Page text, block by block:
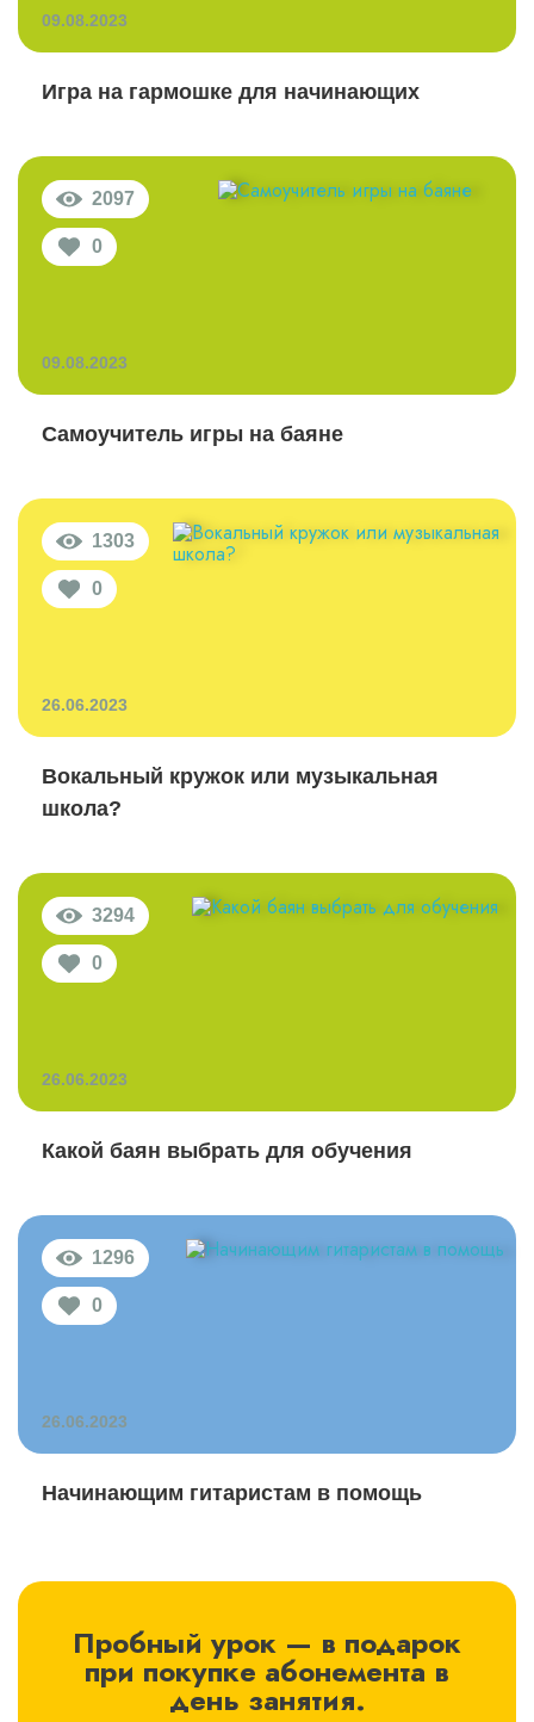
09.08.2023
Игра на гармошке для начинающих
2097
0
09.08.2023
Самоучитель игры на баяне
1303
0
26.06.2023
Вокальный кружок или музыкальная
школа?
3294
0
26.06.2023
Какой баян выбрать для обучения
1296
0
26.06.2023
Начинающим гитаристам в помощь
Пробный урок — в подарок
при покупке абонемента в
день занятия.